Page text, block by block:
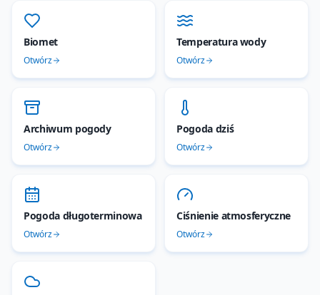
Biomet
Otwórz
Temperatura wody
Otwórz
Archiwum pogody
Otwórz
Pogoda dziś
Otwórz
Pogoda długoterminowa
Otwórz
Ciśnienie atmosferyczne
Otwórz